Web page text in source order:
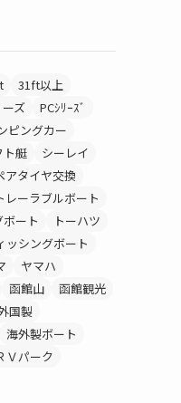
31ft以上
ズ
PCｼﾘｰｽﾞ
ピングカー
ト艇
シーレイ
アタイヤ交換
レーラブルボート
ボート
トーハツ
ッシングボート
ヤマハ
函館山
函館観光
国製
海外製ボート
Ｖパーク